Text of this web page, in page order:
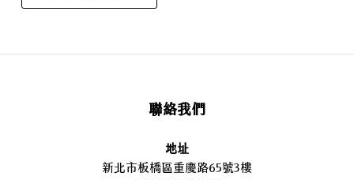
聯絡我們
地址
新北市板橋區重慶路65號3樓